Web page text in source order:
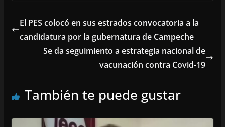
El PES colocó en sus estrados convocatoria a la
candidatura por la gubernatura de Campeche
Se da seguimiento a estrategia nacional de
vacunación contra Covid-19
También te puede gustar